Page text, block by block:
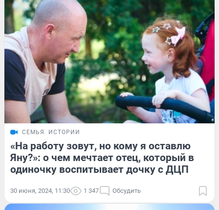
СЕМЬЯ ИСТОРИИ
«На работу зовут, но кому я оставлю
Яну?»: о чем мечтает отец, который в
одиночку воспитывает дочку с ДЦП
30 июня, 2024, 11:30 1 347 Обсудить